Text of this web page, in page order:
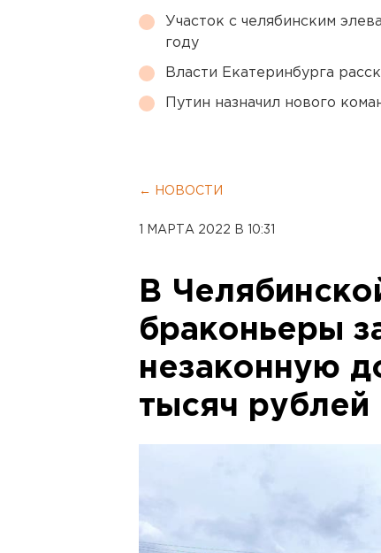
Участок с челябинским
году
Власти Екатеринбурга
Путин назначил нового
← НОВОСТИ
1 МАРТА 2022 В 10:31
В
браконьеры
незаконную
тысяч рублей